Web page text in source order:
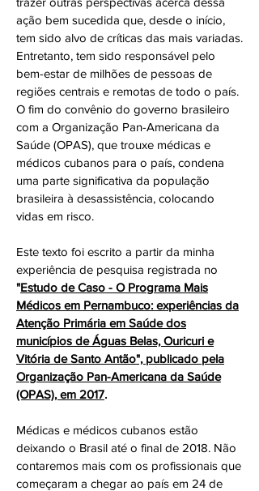
ação bem sucedida que, desde o início,
tem sido alvo de críticas das mais variadas.
Entretanto, tem sido responsável pelo
bem-estar de milhões de pessoas de
regiões centrais e remotas de todo o país.
O fim do convênio do governo brasileiro
com a Organização Pan-Americana da
Saúde (OPAS), que trouxe médicas e
médicos cubanos para o país, condena
uma parte significativa da população
brasileira à desassistência, colocando
vidas em risco.
Este texto foi escrito a partir da minha
experiência de pesquisa registrada no
"Estudo de Caso - O Programa Mais
Médicos em Pernambuco: experiências da
Atenção Primária em Saúde dos
municípios de Águas Belas, Ouricuri e
Vitória de Santo Antão", publicado pela
Organização Pan-Americana da Saúde
(OPAS), em 2017.
Médicas e médicos cubanos estão
deixando o Brasil até o final de 2018. Não
contaremos mais com os profissionais que
começaram a chegar ao país em 24 de